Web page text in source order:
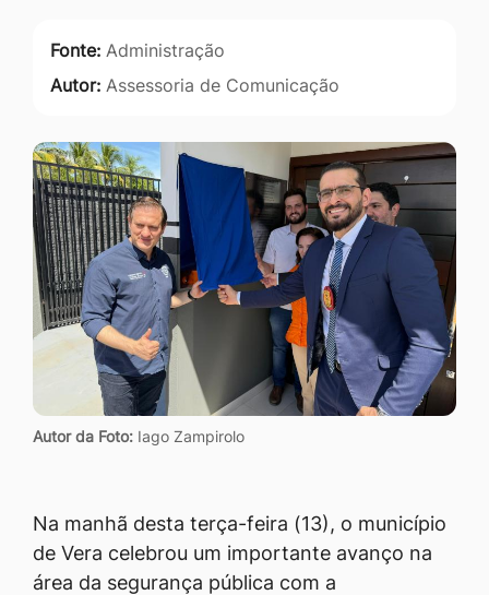
Fonte: Administração
Autor: Assessoria de Comunicação
Autor da Foto: Iago Zampirolo
Na manhã desta terça-feira (13), o município
de Vera celebrou um importante avanço na
área da segurança pública com a